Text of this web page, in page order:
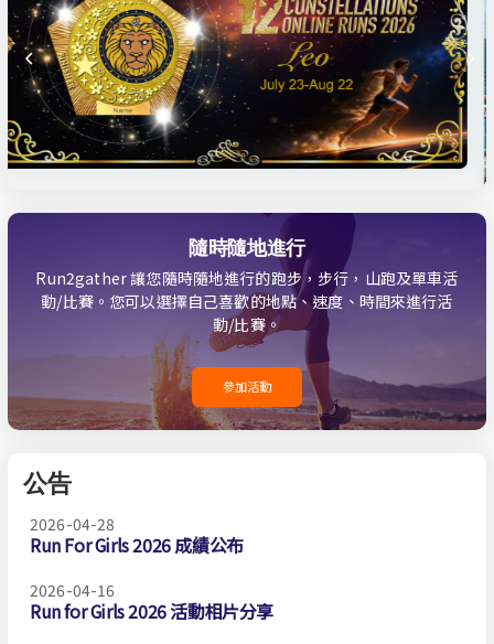
隨時隨地進行
Run2gather 讓您隨時隨地進行的跑步，步行，山跑及單車活
動/比賽。您可以選擇自己喜歡的地點、速度、時間來進行活
動/比賽。
參加活動
公告
2026-04-28
Run For Girls 2026 成績公布
2026-04-16
Run for Girls 2026 活動相片分享